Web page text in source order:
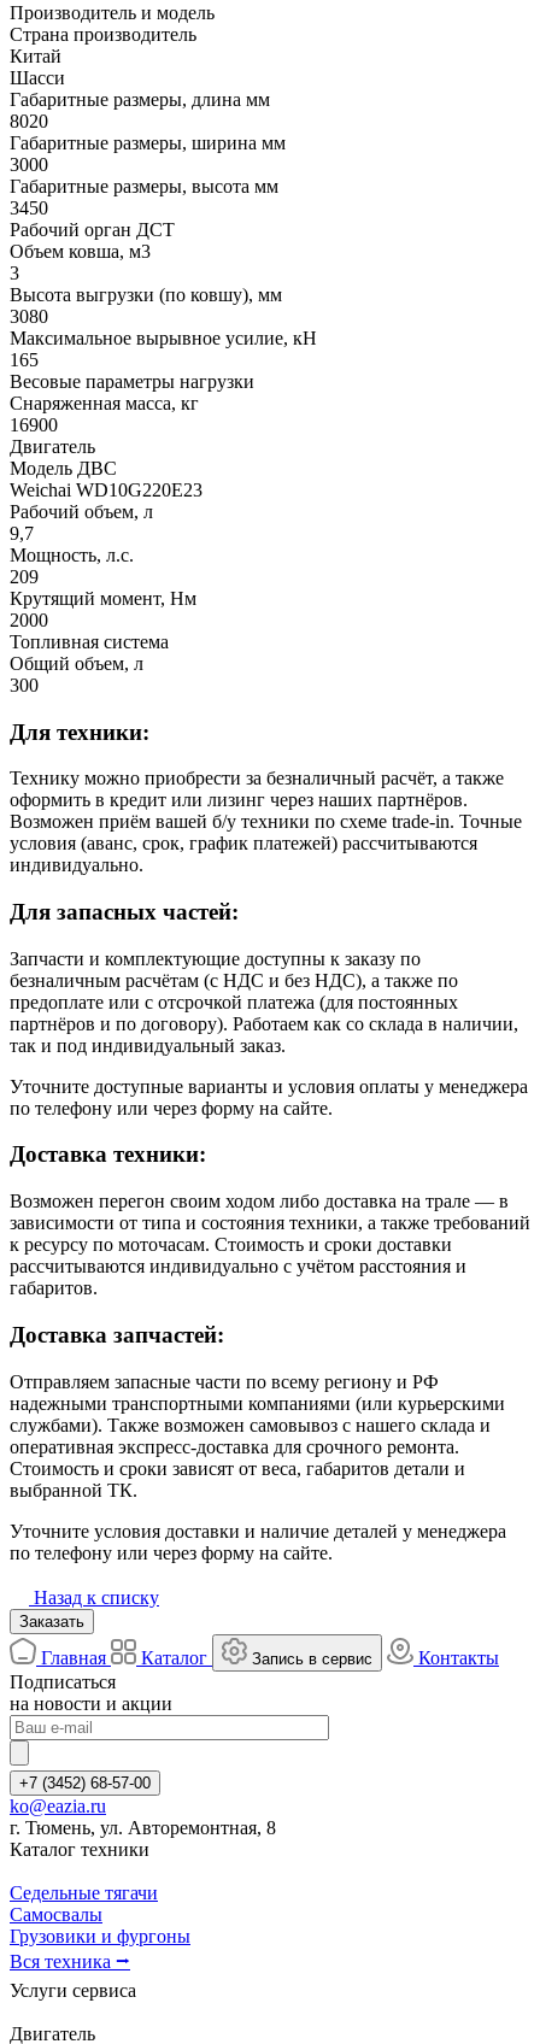
Производитель и модель
Страна производитель
Китай
Шасси
Габаритные размеры, длина мм
8020
Габаритные размеры, ширина мм
3000
Габаритные размеры, высота мм
3450
Рабочий орган ДСТ
Объем ковша, м3
3
Высота выгрузки (по ковшу), мм
3080
Максимальное вырывное усилие, кН
165
Весовые параметры нагрузки
Снаряженная масса, кг
16900
Двигатель
Модель ДВС
Weichai WD10G220E23
Рабочий объем, л
9,7
Мощность, л.с.
209
Крутящий момент, Нм
2000
Топливная система
Общий объем, л
300
Для техники:
Технику можно приобрести за безналичный расчёт, а также
оформить в кредит или лизинг через наших партнёров.
Возможен приём вашей б/у техники по схеме trade-in. Точные
условия (аванс, срок, график платежей) рассчитываются
индивидуально.
Для запасных частей:
Запчасти и комплектующие доступны к заказу по
безналичным расчётам (с НДС и без НДС), а также по
предоплате или с отсрочкой платежа (для постоянных
партнёров и по договору). Работаем как со склада в наличии,
так и под индивидуальный заказ.
Уточните доступные варианты и условия оплаты у менеджера
по телефону или через форму на сайте.
Доставка техники:
Возможен перегон своим ходом либо доставка на трале — в
зависимости от типа и состояния техники, а также требований
к ресурсу по моточасам. Стоимость и сроки доставки
рассчитываются индивидуально с учётом расстояния и
габаритов.
Доставка запчастей:
Отправляем запасные части по всему региону и РФ
надежными транспортными компаниями (или курьерскими
службами). Также возможен самовывоз с нашего склада и
оперативная экспресс-доставка для срочного ремонта.
Стоимость и сроки зависят от веса, габаритов детали и
выбранной ТК.
Уточните условия доставки и наличие деталей у менеджера
по телефону или через форму на сайте.
Назад к списку
Заказать
Главная Каталог Запись в сервис
Контакты
Подписаться
на новости и акции
+7 (3452) 68-57-00
ko@eazia.ru
г. Тюмень, ул. Авторемонтная, 8
Каталог техники
Седельные тягачи
Самосвалы
Грузовики и фургоны
Вся техника ⭢
Услуги сервиса
Двигатель